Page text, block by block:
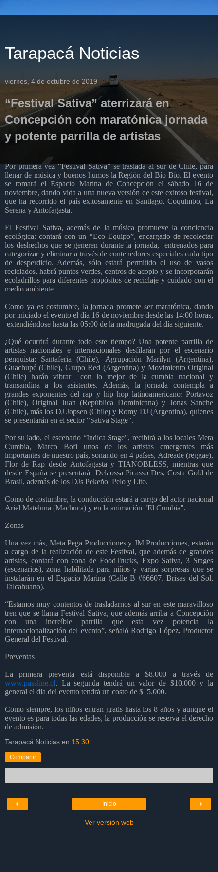
Tarapacá Noticias
viernes, 4 de octubre de 2019
“Festival Sativa” aterrizará en
Concepción con maratónica jornada
y potente parrilla de artistas
Por primera vez “Festival Sativa” se traslada al sur de Chile, para
llenar de música y buenos humos la Región del BíoBío. El evento
se tomará el Espacio Marina de Concepción elsábado 16 de
noviembre, dando vida a una nueva versión de este exitosofestival,
que ha recorrido el paísexitosamente en Santiago, Coquimbo, La
Serena y Antofagasta.
El Festival Sativa, además de la música promueve la conciencia
ecológica: contará con un “Eco Equipo”, encargado de recolectar
los deshechos que se generen durante la jornada,
entrenados para
categorizar y eliminar a través de contenedores especiales cada tipo
de desperdicio. Además, sólo estará permitido el uso de vasos
reciclados, habrá puntos verdes, centros de acopio y se incorporarán
ecoladrillos para diferentes propósitos de reciclaje y cuidado con el
medio ambiente.
Como ya es costumbre, la jornada promete ser maratónica, dando
por iniciado el evento el día 16 de noviembre desde las 14:00 horas,
extendiéndose hasta las 05:00 de la madrugada del día siguiente.
¿Qué ocurrirá durante todo este tiempo? Una potente parrilla de
artistas nacionales e internacionales desfilarán por el escenario
penquista: Santaferia (Chile), Agrupación Marilyn (Argentina),
Guachupé (Chile), Grupo Red (Argentina) y Movimiento Original
(Chile) harán vibrar
con lo mejor de la cumbia nacional y
transandina a los asistentes. Además, la jornada contempla a
grandes exponentes del rap y hip hop latinoamericano: Portavoz
(Chile), Original Juan (República Dominicana) y Jonas Sanche
(Chile), más los DJ Jopsen (Chile) y Romy DJ (Argentina), quienes
se presentarán en el sector “Sativa Stage”.
Por su lado, el escenario “Indica Stage”, recibirá a los locales Meta
Cumbia, Marco Bofi unos de los artistas emergentes más
importantes de nuestro país, sonando en 4 países, Adreade (reggae),
Flor de Rap desde Antofagasta y TIANOBLESS, mientras que
desde España se presentará
Delaossa PicassoDes,Costa Goldde
Brasil, además de los DJs Pekeño, Pelo y Lito.
Como de costumbre, la conducción estará a cargo del actor nacional
Ariel Mateluna (Machuca) y en la animación "El Cumbia".
Zonas
Una vez más, Meta Pega Producciones y JM Producciones, estarán
a cargo de la realización de este Festival, que además de grandes
artistas, contará con zona de FoodTrucks, Expo Sativa, 3 Stages
(escenarios), zona habilitada para niños y varias sorpresas que se
instalarán en el Espacio Marina (Calle B #66607, Brisas del Sol,
Talcahuano).
“Estamos muy contentos de trasladarnos al sur en este maravilloso
tren que se llama Festival Sativa, que además arriba a Concepción
con una increíble parrilla que esta vez potencia la
internacionalización del evento”, señalóRodrigo López, Productor
General del Festival.
Preventas
La primera preventa está disponible a $8.000 a través de
www.passline.cl. La segunda tendrá un valor de $10.000 y la
general el día del evento tendrá un costo de $15.000.
Como siempre, los niños entran gratis hasta los 8 años y aunque el
evento es para todas las edades, la producción se reserva el derecho
de admisión.
Tarapacá Noticias en 15:30
Compartir
‹ ›
Inicio
Ver versión web